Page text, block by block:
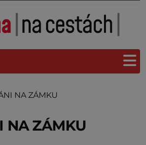
NA ZÁMKU
NA ZÁMKU